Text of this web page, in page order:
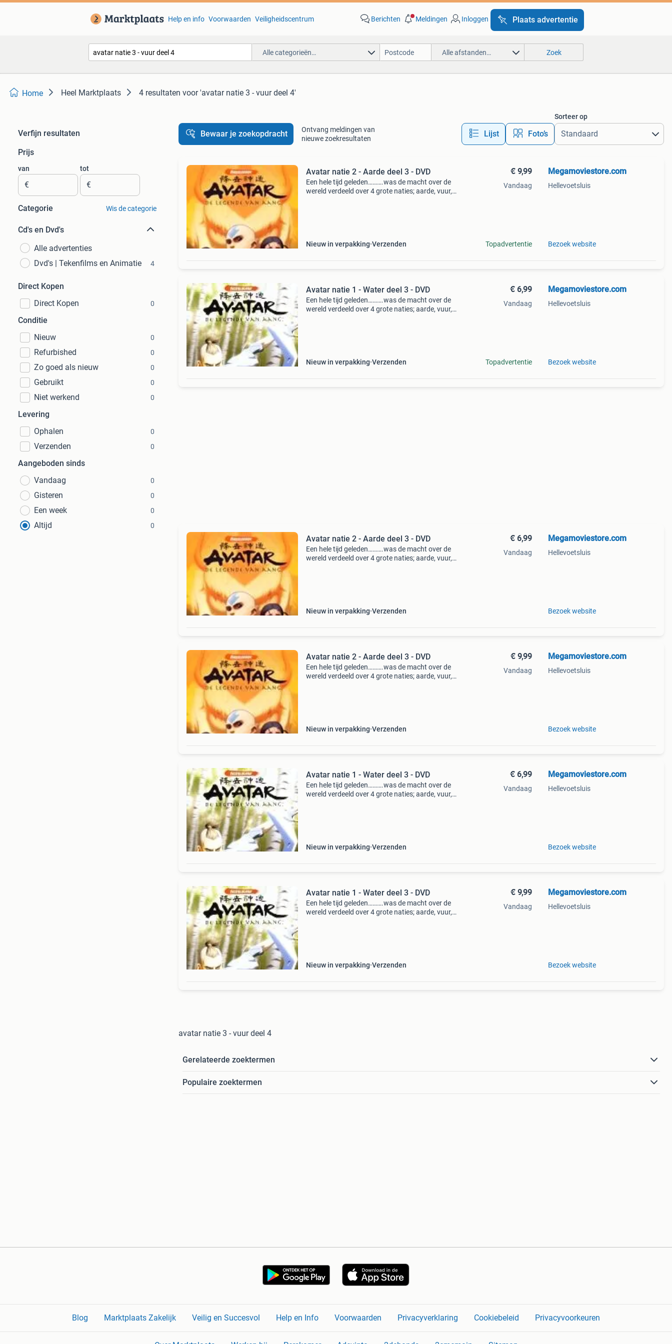
Help en info Voorwaarden Veiligheidscentrum Berichten Meldingen Inloggen Plaats advertentie
Alle categorieën… Alle afstanden… Zoek
Home Heel Marktplaats 4 resultaten voor 'avatar natie 3 - vuur deel 4'
Verfijn resultaten
Prijs
van
€
tot
€
Categorie Wis de categorie
Cd's en Dvd's
Alle advertenties
Dvd's | Tekenfilms en Animatie
4
Direct Kopen
Direct Kopen
0
Conditie
Nieuw
0
Refurbished 0
Zo goed als nieuw 0
Gebruikt 0
Niet werkend 0
Levering
Ophalen
0
Verzenden 0
Aangeboden sinds
Vandaag
0
Gisteren 0
Een week 0
Altijd 0
Bewaar je zoekopdracht
Ontvang meldingen van
nieuwe zoekresultaten
Lijst Foto’s
Sorteer op
Avatar natie 2 - Aarde deel 3 - DVD
Een hele tijd geleden……….was de macht over de
wereld verdeeld over 4 grote naties; aarde, vuur,
Nieuw in verpakking Verzenden
€ 9,99
Vandaag
Topadvertentie
Megamoviestore.com
Hellevoetsluis
Bezoek website
Avatar natie 1 - Water deel 3 - DVD
Een hele tijd geleden……….was de macht over de
wereld verdeeld over 4 grote naties; aarde, vuur,
Nieuw in verpakking Verzenden
€ 6,99
Vandaag
Topadvertentie
Megamoviestore.com
Hellevoetsluis
Bezoek website
Avatar natie 2 - Aarde deel 3 - DVD
Een hele tijd geleden……….was de macht over de
wereld verdeeld over 4 grote naties; aarde, vuur,
Nieuw in verpakking Verzenden
€ 6,99
Vandaag
Megamoviestore.com
Hellevoetsluis
Bezoek website
Avatar natie 2 - Aarde deel 3 - DVD
Een hele tijd geleden……….was de macht over de
wereld verdeeld over 4 grote naties; aarde, vuur,
Nieuw in verpakking Verzenden
€ 9,99
Vandaag
Megamoviestore.com
Hellevoetsluis
Bezoek website
Avatar natie 1 - Water deel 3 - DVD
Een hele tijd geleden……….was de macht over de
wereld verdeeld over 4 grote naties; aarde, vuur,
Nieuw in verpakking Verzenden
€ 6,99
Vandaag
Megamoviestore.com
Hellevoetsluis
Bezoek website
Avatar natie 1 - Water deel 3 - DVD
Een hele tijd geleden……….was de macht over de
wereld verdeeld over 4 grote naties; aarde, vuur,
Nieuw in verpakking Verzenden
€ 9,99
Vandaag
Megamoviestore.com
Hellevoetsluis
Bezoek website
avatar natie 3 - vuur deel 4
Gerelateerde zoektermen
Populaire zoektermen
Blog Marktplaats Zakelijk Veilig en Succesvol Help en Info Voorwaarden Privacyverklaring Cookiebeleid Privacyvoorkeuren